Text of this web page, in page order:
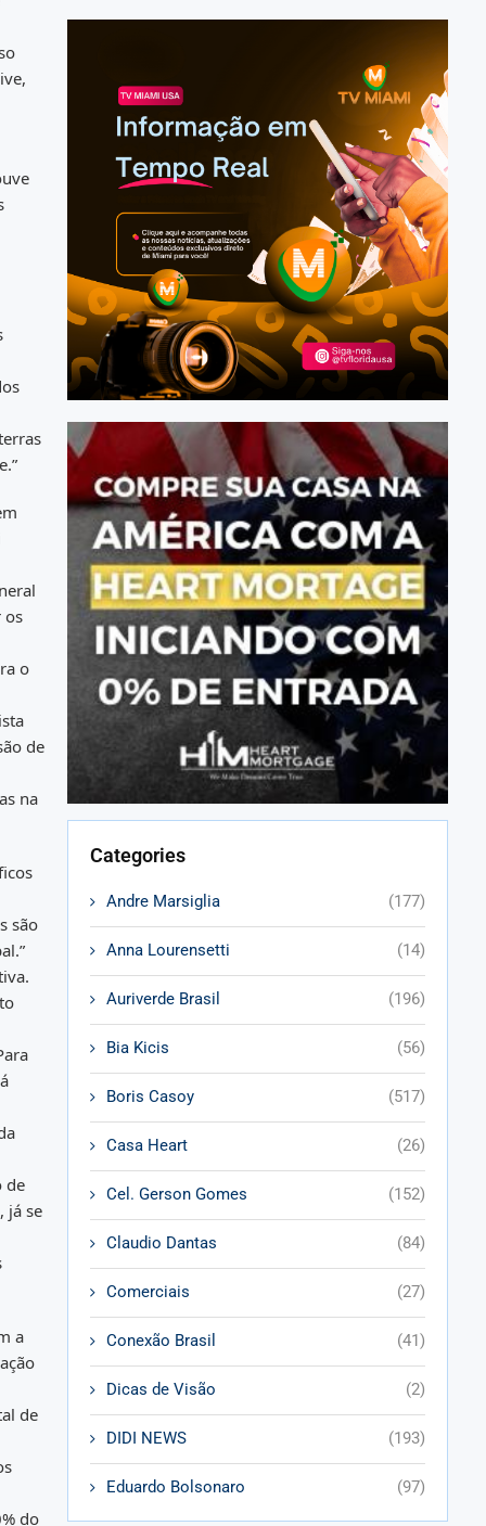
os
o
de
na
são
de
já se
a
de
do
Categories
Andre Marsiglia (177)
Anna Lourensetti (14)
Auriverde Brasil (196)
Bia Kicis (56)
Boris Casoy (517)
Casa Heart (26)
Cel. Gerson Gomes (152)
Claudio Dantas (84)
Comerciais (27)
Conexão Brasil (41)
Dicas de Visão (2)
DIDI NEWS (193)
Eduardo Bolsonaro (97)